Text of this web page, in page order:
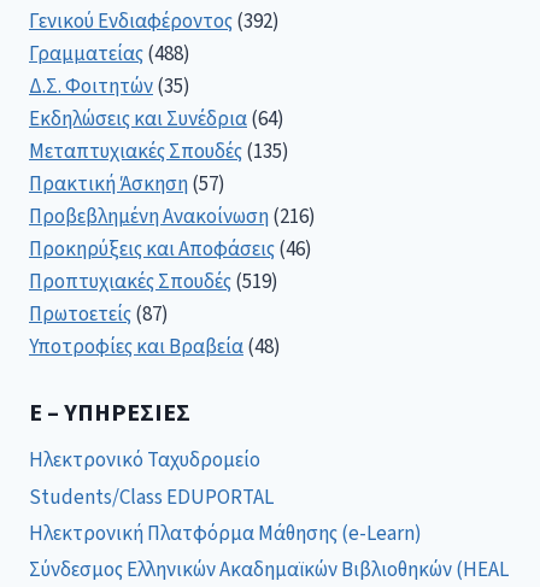
Γενικού Ενδιαφέροντος(392)
Γραμματείας(488)
Δ.Σ. Φοιτητών(35)
Εκδηλώσεις και Συνέδρια(64)
Μεταπτυχιακές Σπουδές(135)
Πρακτική Άσκηση(57)
Προβεβλημένη Ανακοίνωση(216)
Προκηρύξεις και Αποφάσεις(46)
Προπτυχιακές Σπουδές(519)
Πρωτοετείς(87)
Υποτροφίες και Βραβεία(48)
E – ΥΠΗΡΕΣΊΕΣ
Ηλεκτρονικό Ταχυδρομείο
Students/Class EDUPORTAL
Ηλεκτρονική Πλατφόρμα Μάθησης (e-Learn)
Σύνδεσμος Ελληνικών Ακαδημαϊκών Βιβλιοθηκών (HEAL